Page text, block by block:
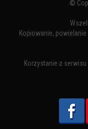
©
Kopiowanie,
Korzystanie z